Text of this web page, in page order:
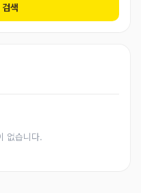
색
없습니다.